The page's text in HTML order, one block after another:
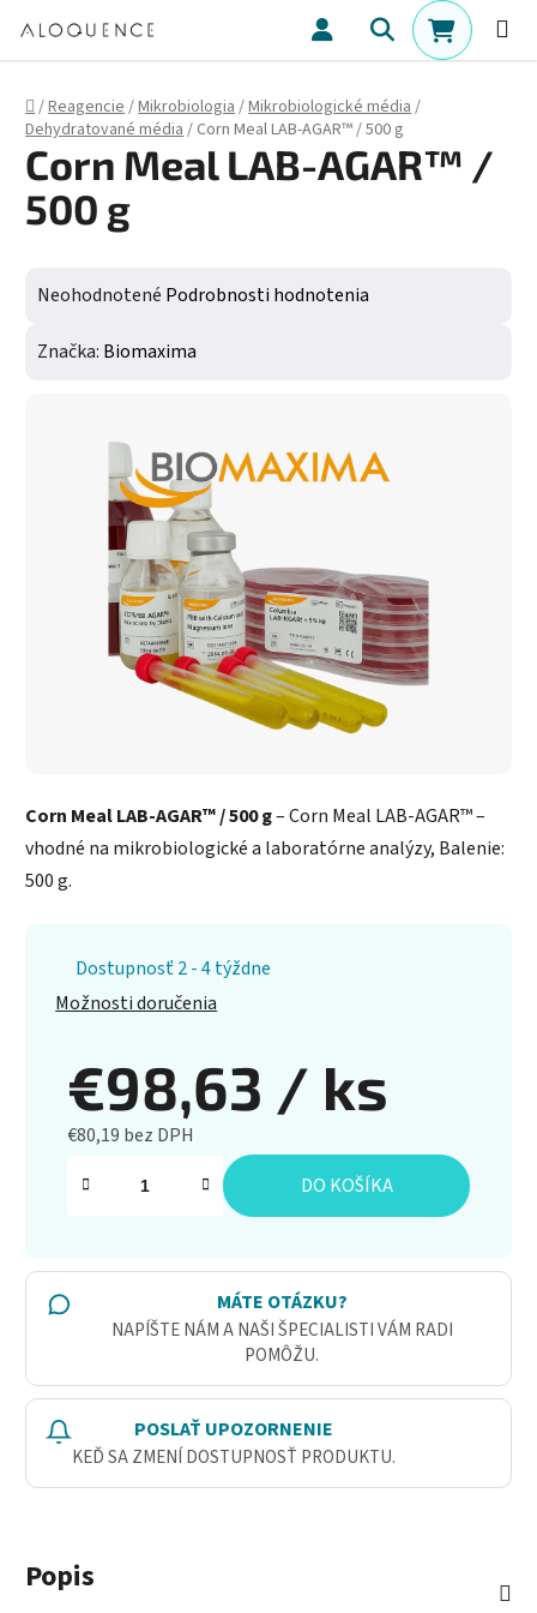
Hľadať
Domov
/Reagencie/Mikrobiologia/Mikrobiologické média/
Dehydratované média/ Corn Meal LAB-AGAR™ / 500 g
Corn Meal LAB-AGAR™ / 500 g– Corn Meal LAB-AGAR™ –
vhodné na mikrobiologické a laboratórne analýzy, Balenie:
500 g.
Dostupnosť 2 - 4 týždne
Možnosti doručenia
€98,63 / ks
€80,19 bez DPH
Jednotková cena:
DO KOŠÍKA
MÁTE OTÁZKU?
NAPÍŠTE NÁM A NAŠI ŠPECIALISTI VÁM RADI
POMÔŽU.
POSLAŤ UPOZORNENIE
KEĎ SA ZMENÍ DOSTUPNOSŤ PRODUKTU.
Corn Meal LAB-AGAR™ /
500 g
Priemerné hodnotenie produktu je 0,0 z 5 hviezdičiek.
Neohodnotené Podrobnosti hodnotenia
Značka: Biomaxima
Popis